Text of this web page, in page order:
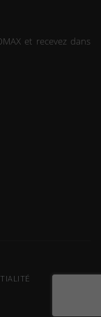
et recevez dans